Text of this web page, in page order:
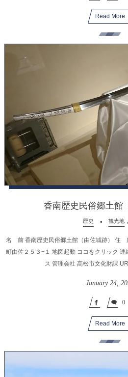
Read More
香南歴史民俗郷土館
歴史 観光地
名 前 香南歴史民俗郷土館（由佐城跡） 住
町由佐２５３−１ 地図起動 ココをクリック
ス 管理会社 高松市文化財課
January 24,
0
Read More